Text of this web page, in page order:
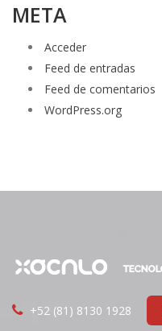
META
Acceder
Feed de entradas
Feed de comentarios
WordPress.org
+52 (81) 8130 1928